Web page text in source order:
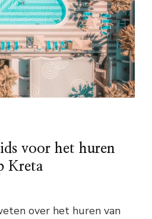
voor het huren
Kreta
over het huren van